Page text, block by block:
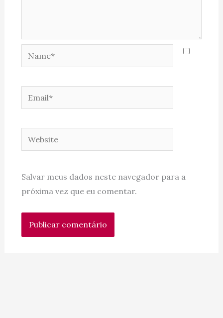
Name*
Email*
Website
Salvar meus dados neste navegador para a
próxima vez que eu comentar.